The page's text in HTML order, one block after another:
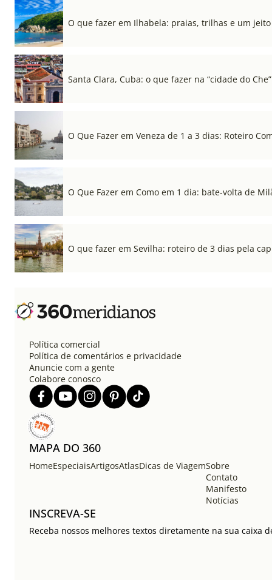
O que fazer em Ilhabela: praias, trilhas e um
Santa Clara, Cuba: o que fazer na “cidade do Che”
O Que Fazer em Veneza de 1 a 3 dias: Roteiro
O Que Fazer em Como em 1 dia: bate-volta de
O que fazer em Sevilha: roteiro de 3 dias pela
Política comercial
Política de comentários e privacidade
Anuncie com a gente
Colabore conosco
MAPA DO 360
HomeEspeciaisArtigosAtlasDicas de ViagemSobre
Contato
Manifesto
Notícias
INSCREVA-SE
Receba nossos melhores textos diretamente na sua caixa